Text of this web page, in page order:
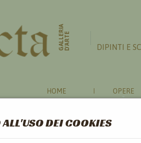
ALL'USO DEI COOKIES
GALLERIAD'ARTE DIPINTI E
HOME OPERE